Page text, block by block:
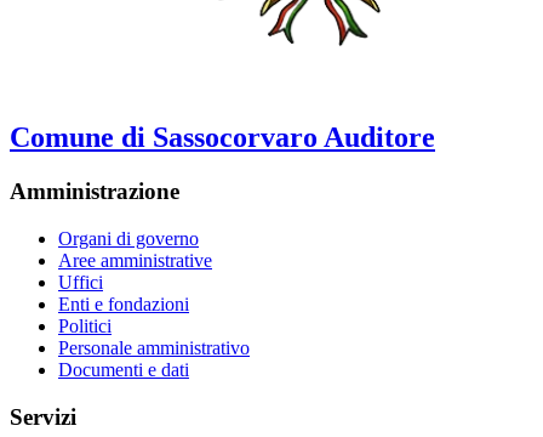
Comune di Sassocorvaro Auditore
Amministrazione
Organi di governo
Aree amministrative
Uffici
Enti e fondazioni
Politici
Personale amministrativo
Documenti e dati
Servizi